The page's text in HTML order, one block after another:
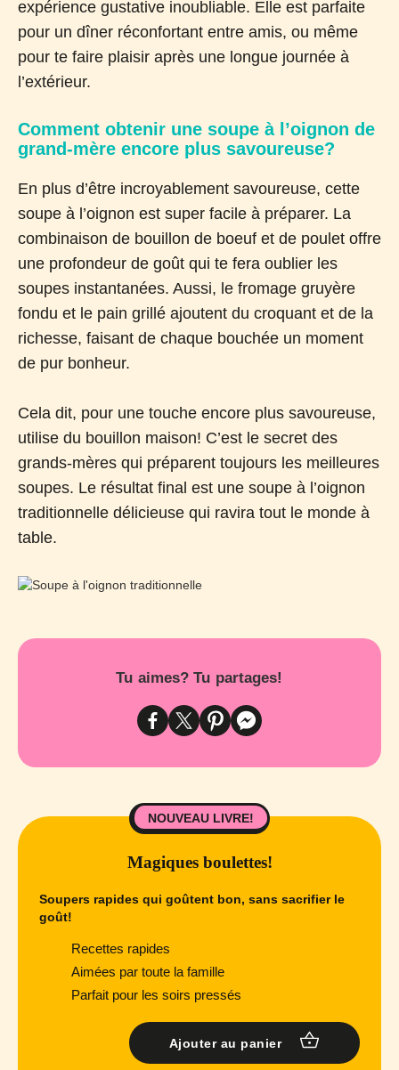
expérience gustative inoubliable. Elle est parfaite
pour un dîner réconfortant entre amis, ou même
pour te faire plaisir après une longue journée à
l’extérieur.
Comment obtenir une soupe à l’oignon de
grand-mère encore plus savoureuse?
En plus d’être incroyablement savoureuse, cette
soupe à l’oignon est super facile à préparer. La
combinaison de bouillon de boeuf et de poulet offre
une profondeur de goût qui te fera oublier les
soupes instantanées. Aussi, le fromage gruyère
fondu et le pain grillé ajoutent du croquant et de la
richesse, faisant de chaque bouchée un moment
de pur bonheur.
Cela dit, pour une touche encore plus savoureuse,
utilise du bouillon maison! C’est le secret des
grands-mères qui préparent toujours les meilleures
soupes. Le résultat final est une soupe à l’oignon
traditionnelle délicieuse qui ravira tout le monde à
table.
Tu aimes? Tu partages!
NOUVEAU LIVRE!
Magiques boulettes!
Soupers rapides qui goûtent bon, sans sacrifier le
goût!
Recettes rapides
Aimées par toute la famille
Parfait pour les soirs pressés
Ajouter au panier